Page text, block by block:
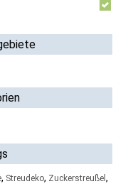
, Streudeko, Zuckerstreußel ,